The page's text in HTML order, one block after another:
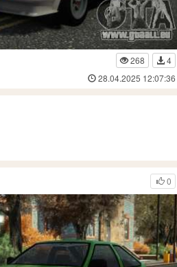
268
4
28.04.2025 12:07:36
0